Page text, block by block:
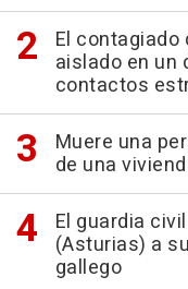
El
aislado en un
contactos
Muere una
de una
El guardia
(Asturias) a
gallego